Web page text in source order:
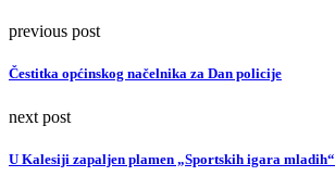
previous post
Čestitka općinskog načelnika za Dan policije
next post
U Kalesiji zapaljen plamen „Sportskih igara mladih“